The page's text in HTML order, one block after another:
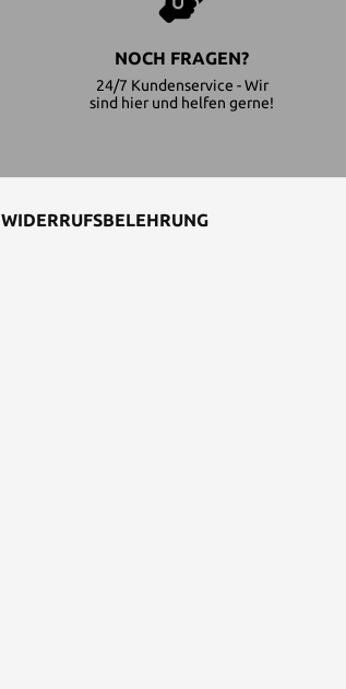
NOCH FRAGEN?
24/7 Kundenservice - Wir
sind hier und helfen gerne!
WIDERRUFSBELEHRUNG